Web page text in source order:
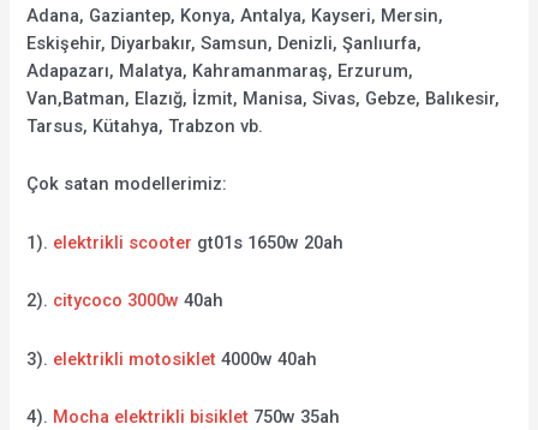
Adana, Gaziantep, Konya, Antalya, Kayseri, Mersin,
Eskişehir, Diyarbakır, Samsun, Denizli, Şanlıurfa,
Adapazarı, Malatya, Kahramanmaraş, Erzurum,
Van,Batman, Elazığ, İzmit, Manisa, Sivas, Gebze, Balıkesir,
Tarsus, Kütahya, Trabzon vb.
Çok satan modellerimiz:
1). elektrikli scooter gt01s 1650w 20ah
2). citycoco 3000w 40ah
3). elektrikli motosiklet 4000w 40ah
4). Mocha elektrikli bisiklet 750w 35ah